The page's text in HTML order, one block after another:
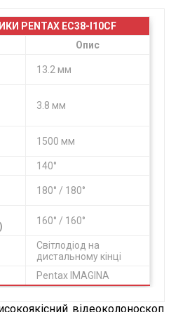
PENTAX EC38-I10CF
Опис
13.2 мм
3.8 мм
1500 мм
140°
180° / 180°
160° / 160°
Світлодіод на
дистальному кінці
Pentax IMAGINA
відеоколоноскоп